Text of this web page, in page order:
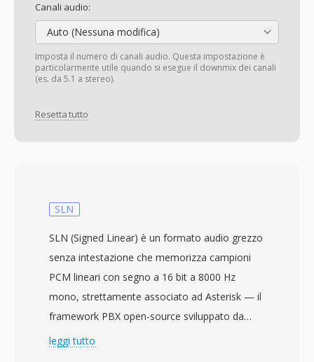
Canali audio:
Auto (Nessuna modifica)
Imposta il numero di canali audio. Questa impostazione è
particolarmente utile quando si esegue il downmix dei canali
(es. da 5.1 a stereo).
Resetta tutto
SLN
SLN (Signed Linear) è un formato audio grezzo
senza intestazione che memorizza campioni
PCM lineari con segno a 16 bit a 8000 Hz
mono, strettamente associato ad Asterisk — il
framework PBX open-source sviluppato da
Digium (ora Sangoma Technologies).
leggi tutto